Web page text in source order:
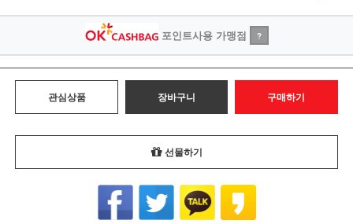
포인트사용 가맹점 ?
관심상품 장바구니 구매하기
선물하기